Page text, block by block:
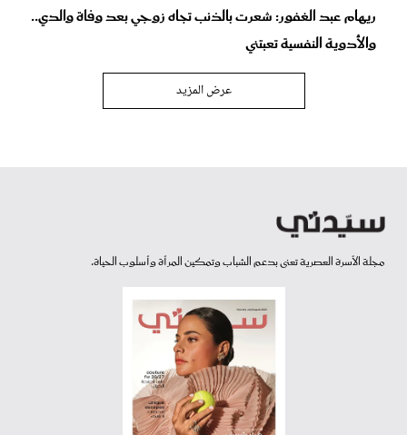
ريهام عبد الغفور: شعرت بالذنب تجاه زوجي بعد وفاة والدي..
والأدوية النفسية تعبتني
عرض المزيد
مجلة الأسرة العصرية تعنى بدعم الشباب وتمكين المرأة وأسلوب الحياة.